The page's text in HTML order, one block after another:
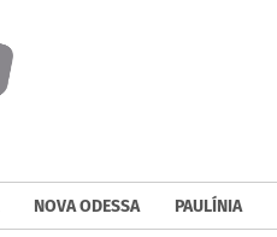
NOVA ODESSA PAULÍNIA